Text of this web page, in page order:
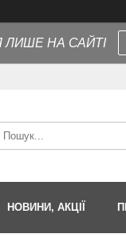
НА САЙТІ
НОВИНИ, АКЦІЇ